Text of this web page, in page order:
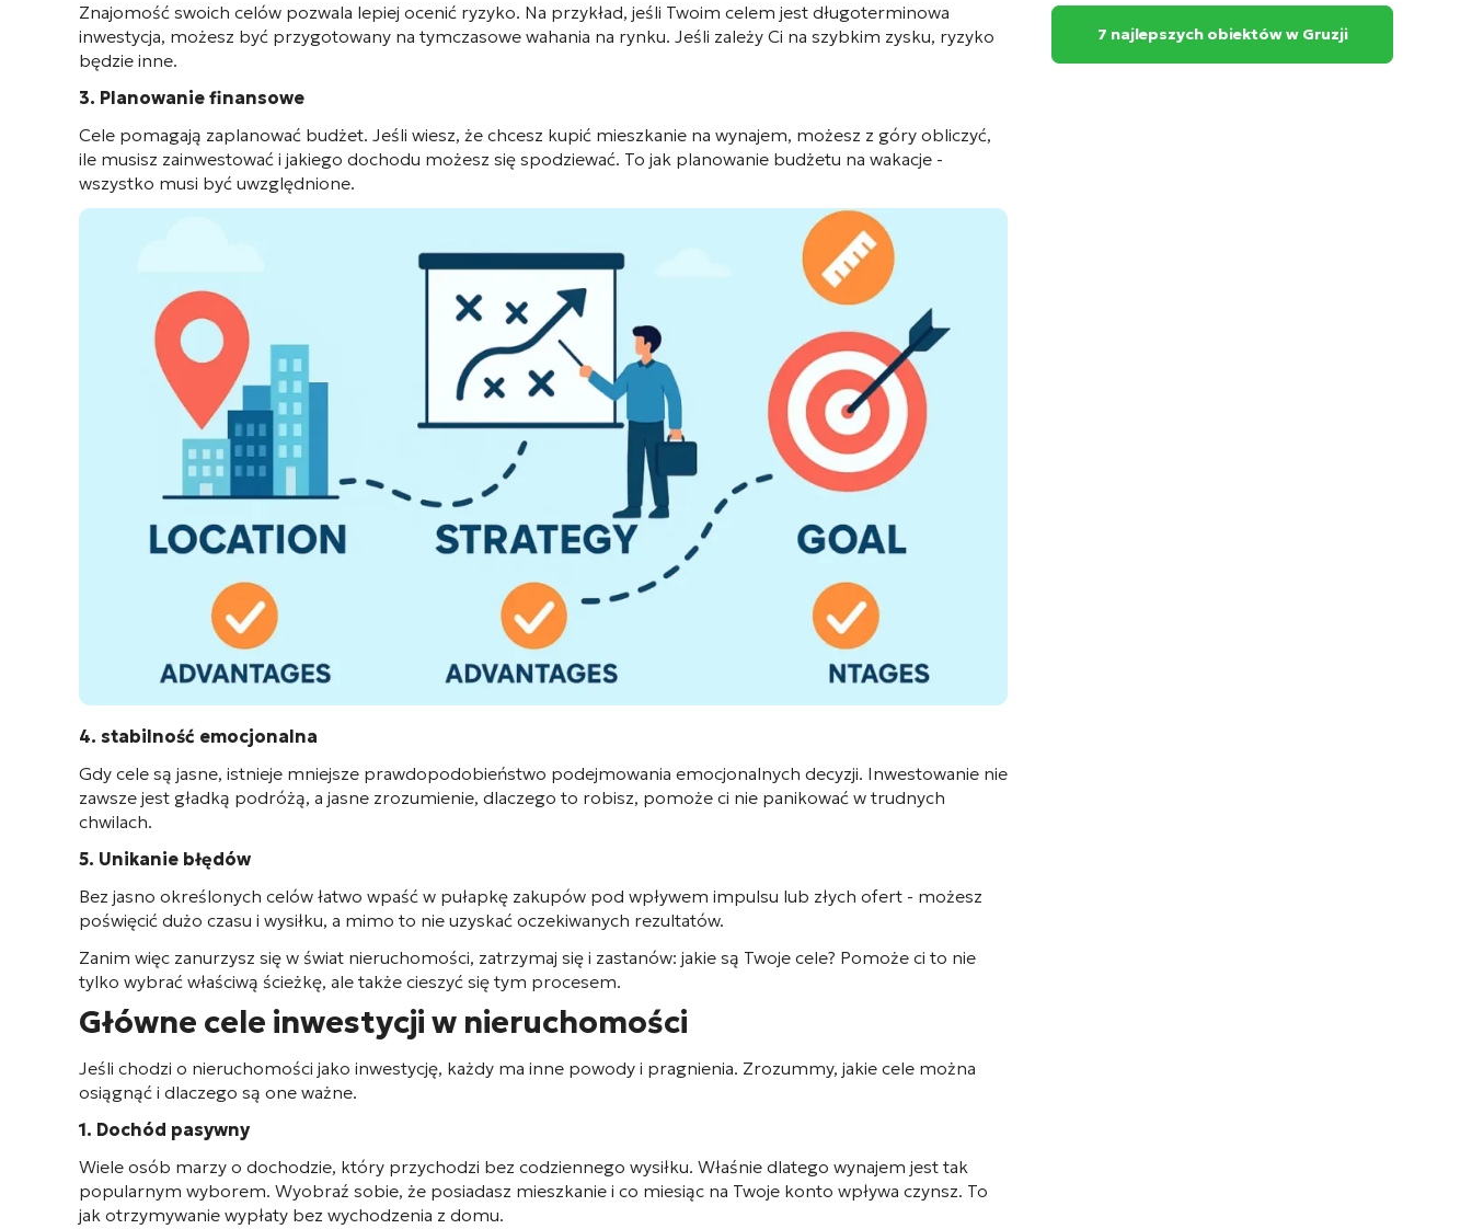
Znajomość swoich celów pozwala lepiej ocenić ryzyko. Na przykład, jeśli Twoim celem jest długoterminowa
inwestycja, możesz być przygotowany na tymczasowe wahania na rynku. Jeśli zależy Ci na szybkim zysku, ryzyko
będzie inne.
3. Planowanie finansowe
Cele pomagają zaplanować budżet. Jeśli wiesz, że chcesz kupić mieszkanie na wynajem, możesz z góry obliczyć,
ile musisz zainwestować i jakiego dochodu możesz się spodziewać. To jak planowanie budżetu na wakacje -
wszystko musi być uwzględnione.
4. stabilność emocjonalna
Gdy cele są jasne, istnieje mniejsze prawdopodobieństwo podejmowania emocjonalnych decyzji. Inwestowanie nie
zawsze jest gładką podróżą, a jasne zrozumienie, dlaczego to robisz, pomoże ci nie panikować w trudnych
chwilach.
5. Unikanie błędów
Bez jasno określonych celów łatwo wpaść w pułapkę zakupów pod wpływem impulsu lub złych ofert - możesz
poświęcić dużo czasu i wysiłku, a mimo to nie uzyskać oczekiwanych rezultatów.
Zanim więc zanurzysz się w świat nieruchomości, zatrzymaj się i zastanów: jakie są Twoje cele? Pomoże ci to nie
tylko wybrać właściwą ścieżkę, ale także cieszyć się tym procesem.
Główne cele inwestycji w nieruchomości
Jeśli chodzi o nieruchomości jako inwestycję, każdy ma inne powody i pragnienia. Zrozummy, jakie cele można
osiągnąć i dlaczego są one ważne.
1. Dochód pasywny
Wiele osób marzy o dochodzie, który przychodzi bez codziennego wysiłku. Właśnie dlatego wynajem jest tak
popularnym wyborem. Wyobraź sobie, że posiadasz mieszkanie i co miesiąc na Twoje konto wpływa czynsz. To
jak otrzymywanie wypłaty bez wychodzenia z domu.
7 najlepszych obiektów w Gruzji